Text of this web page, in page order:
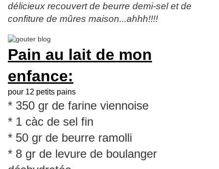
délicieux recouvert de beurre demi-sel et de
confiture de mûres maison...ahhh!!!!
Pain au lait de mon
enfance:
pour 12 petits pains
* 350 gr de farine viennoise
* 1 càc de sel fin
* 50 gr de beurre ramolli
* 8 gr de levure de boulanger